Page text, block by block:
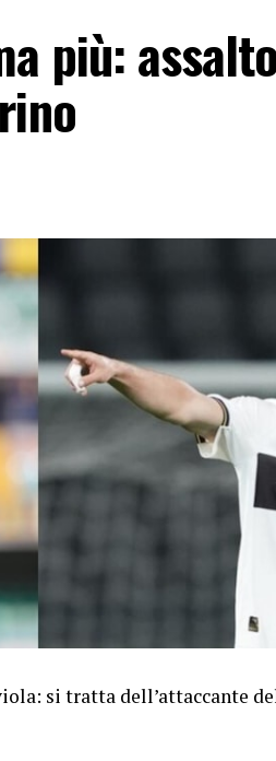
più:
si tratta dell’attaccante